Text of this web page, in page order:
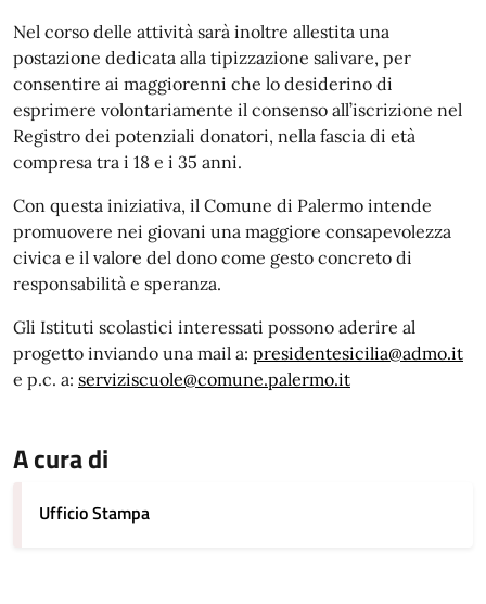
Nel corso delle attività sarà inoltre allestita una
postazione dedicata alla tipizzazione salivare, per
consentire ai maggiorenni che lo desiderino di
esprimere volontariamente il consenso all’iscrizione nel
Registro dei potenziali donatori, nella fascia di età
compresa tra i 18 e i 35 anni.
Con questa iniziativa, il Comune di Palermo intende
promuovere nei giovani una maggiore consapevolezza
civica e il valore del dono come gesto concreto di
responsabilità e speranza.
Gli Istituti scolastici interessati possono aderire al
progetto inviando una mail a: presidentesicilia@admo.it
e p.c. a: serviziscuole@comune.palermo.it
A cura di
Ufficio Stampa